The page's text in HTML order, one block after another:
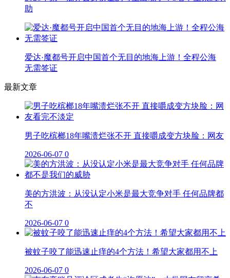
助
爱达·魔都号开启中国首个无目的地海上游！全程公海
无需签证
最新文章
男子吃槟榔18年嘴溃烂张不开 直接嚼成变方块脸：网友
2026-06-07 0
美的方洪波：从没认定小米是最大竞争对手 任何品牌都
不
2026-06-07 0
被蚊子咬了能迅速止痒的4个方法！希望大家都用不上
2026-06-07 0